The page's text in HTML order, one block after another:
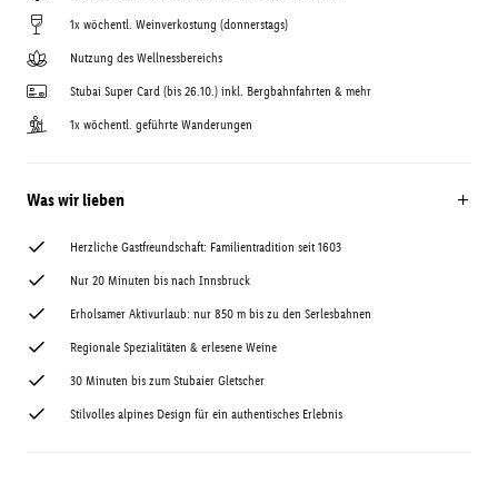
1x wöchentl. Weinverkostung (donnerstags)
Nutzung des Wellnessbereichs
Stubai Super Card (bis 26.10.) inkl. Bergbahnfahrten & mehr
1x wöchentl. geführte Wanderungen
Was wir lieben
Herzliche Gastfreundschaft: Familientradition seit 1603
Nur 20 Minuten bis nach Innsbruck
Erholsamer Aktivurlaub: nur 850 m bis zu den Serlesbahnen
Regionale Spezialitäten & erlesene Weine
30 Minuten bis zum Stubaier Gletscher
Stilvolles alpines Design für ein authentisches Erlebnis